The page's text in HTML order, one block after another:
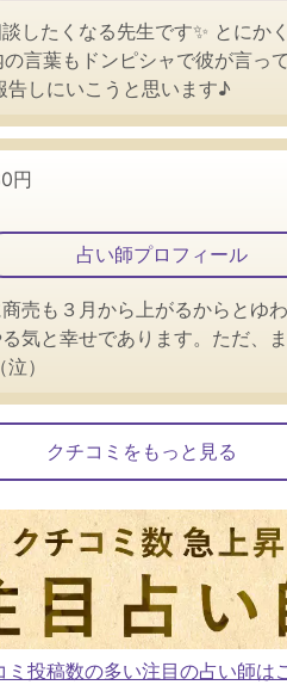
したくなる先生です✨ とに
言葉もドンピシャで彼が言っ
告しにいこうと思います♪
円
占い師プロフィール
売も３月から上がるからと
気と幸せであります。ただ、
）
クチコミをもっと見る
ミ投稿数の多い注目の占い師は